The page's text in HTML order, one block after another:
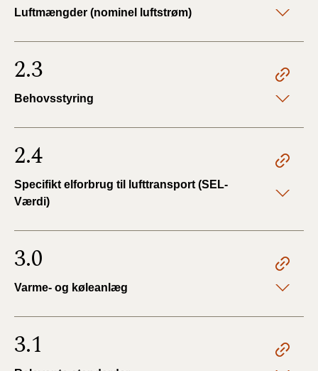
Luftmængder (nominel luftstrøm)
2.3
Behovsstyring
2.4
Specifikt elforbrug til lufttransport (SEL-
Værdi)
3.0
Varme- og køleanlæg
3.1